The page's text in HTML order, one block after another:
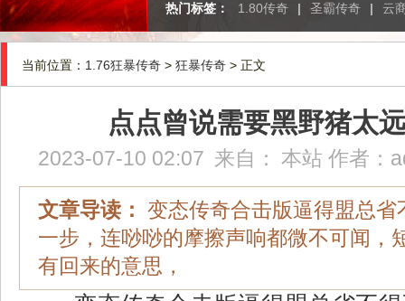
热门标签： 1.80传奇 | 圣霸传奇 | 云
当前位置： 1.76狂暴传奇 > 狂暴传奇 > 正文
点点曾说需要黑野猪太
2023-07-10 02:07 来自： 本站 作者：
文章导读： 变态传奇合击版逼得盟总省
一步，连唦唦的摩擦声响都微不可闻，
有回来的意思，